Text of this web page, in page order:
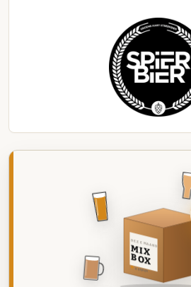
DEZE MAAND
MIX
BOX
8 BIEREN